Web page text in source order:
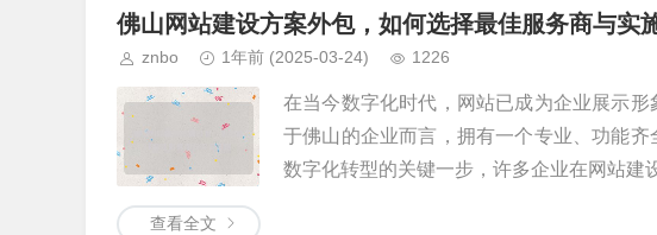
佛山网站建设方案外包，如何选择最佳服务商与实
znbo 1年前 (2025-03-24) 1226
在当今数字化时代，网站已成为企业展示
于佛山的企业而言，拥有一个专业、功能
数字化转型的关键一步，许多企业在网站建
查看全文